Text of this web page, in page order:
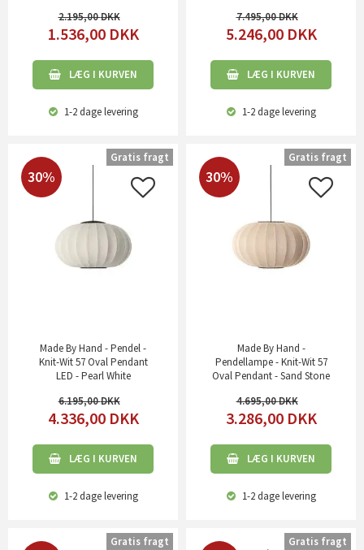
2.195,00
1.536,00 DKK
LÆG I KURVEN
1-2 dagelevering
7.495,00
5.246,00 DKK
LÆG I KURVEN
1-2 dagelevering
30%
Made By Hand - Pendel -
Knit-Wit 57 Oval Pendant
LED - Pearl White
6.195,00
4.336,00 DKK
LÆG I KURVEN
1-2 dagelevering
Gratis fragt
30%
Made By Hand -
Pendellampe - Knit-Wit 57
Oval Pendant - Sand Stone
4.695,00
3.286,00 DKK
LÆG I KURVEN
1-2 dagelevering
Gratis fragt
Gratis fragt Gratis fragt